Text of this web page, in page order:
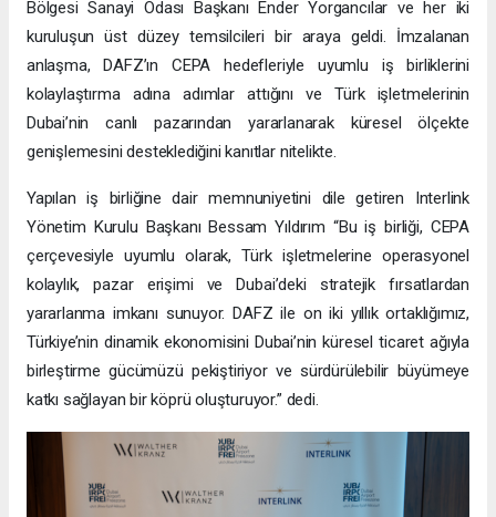
Bölgesi Sanayi Odası Başkanı Ender Yorgancılar ve her iki
kuruluşun üst düzey temsilcileri bir araya geldi. İmzalanan
anlaşma, DAFZ’ın CEPA hedefleriyle uyumlu iş birliklerini
kolaylaştırma adına adımlar attığını ve Türk işletmelerinin
Dubai’nin canlı pazarından yararlanarak küresel ölçekte
genişlemesini desteklediğini kanıtlar nitelikte.
Yapılan iş birliğine dair memnuniyetini dile getiren Interlink
Yönetim Kurulu Başkanı Bessam Yıldırım “Bu iş birliği, CEPA
çerçevesiyle uyumlu olarak, Türk işletmelerine operasyonel
kolaylık, pazar erişimi ve Dubai’deki stratejik fırsatlardan
yararlanma imkanı sunuyor. DAFZ ile on iki yıllık ortaklığımız,
Türkiye’nin dinamik ekonomisini Dubai’nin küresel ticaret ağıyla
birleştirme gücümüzü pekiştiriyor ve sürdürülebilir büyümeye
katkı sağlayan bir köprü oluşturuyor.” dedi.